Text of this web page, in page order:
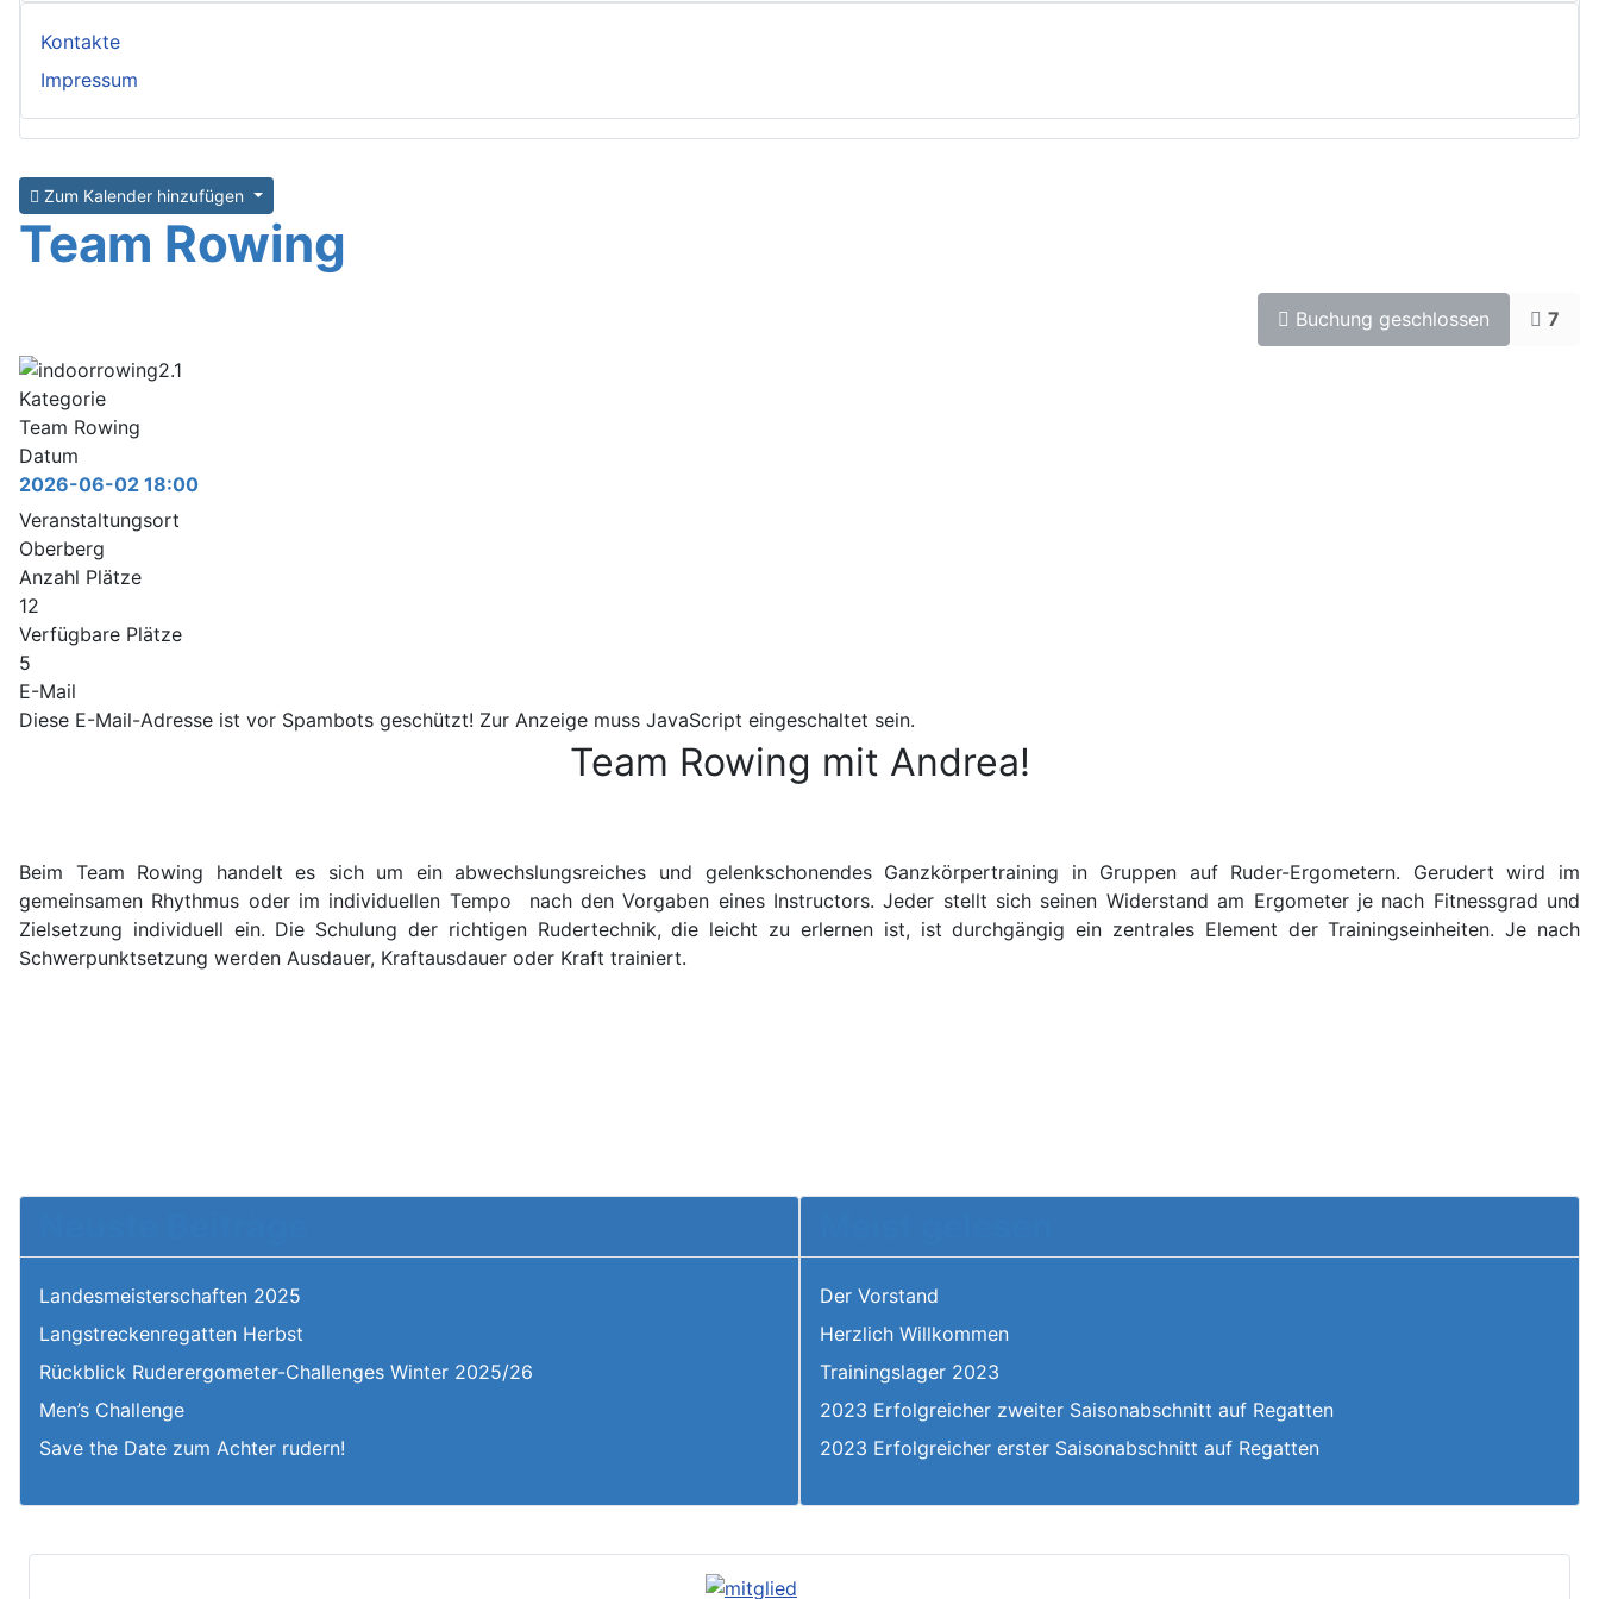
Kontakte
Impressum
Zum Kalender hinzufügen
Team Rowing
Buchung geschlossen 7
Kategorie
Team Rowing
Datum
2026-06-02 18:00
Veranstaltungsort
Oberberg
Anzahl Plätze
12
Verfügbare Plätze
5
E-Mail
Diese E-Mail-Adresse ist vor Spambots geschützt! Zur Anzeige muss JavaScript eingeschaltet sein.
Team Rowing mit Andrea!
Beim Team Rowing handelt es sich um ein abwechslungsreiches und gelenkschonendes Ganzkörpertraining in Gruppen auf Ruder-Ergometern. Gerudert wird im
gemeinsamen Rhythmus oder im individuellen Tempo nach den Vorgaben eines Instructors. Jeder stellt sich seinen Widerstand am Ergometer je nach Fitnessgrad und
Zielsetzung individuell ein. Die Schulung der richtigen Rudertechnik, die leicht zu erlernen ist, ist durchgängig ein zentrales Element der Trainingseinheiten. Je nach
Schwerpunktsetzung werden Ausdauer, Kraftausdauer oder Kraft trainiert.
Landesmeisterschaften 2025
Langstreckenregatten Herbst
Rückblick Ruderergometer-Challenges Winter 2025/26
Men’s Challenge
Save the Date zum Achter rudern!
Der Vorstand
Herzlich Willkommen
Trainingslager 2023
2023 Erfolgreicher zweiter Saisonabschnitt auf Regatten
2023 Erfolgreicher erster Saisonabschnitt auf Regatten